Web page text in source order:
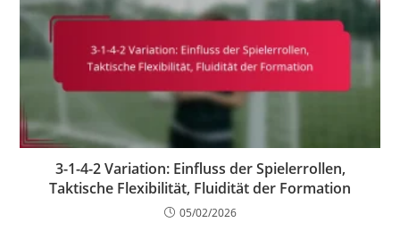
3-1-4-2 Variation: Einfluss der Spielerrollen,
Taktische Flexibilität, Fluidität der Formation
05/02/2026